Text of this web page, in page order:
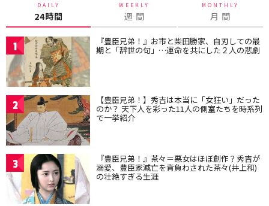
DAILY
24時間
WEEKLY
週 間
MONTHLY
月 間
1 『豊臣兄弟！』お市と柴田勝家、自刃しての最
期と「辞世の句」…運命を共にした２人の悲劇
2 【豊臣兄弟！】秀吉は本当に「女狂い」だった
のか？ 天下人を彩った11人の側室たちを時系列
で一挙紹介
3 『豊臣兄弟！』茶々＝悪女はほぼ創作？秀吉が
溺愛、豊臣家滅亡を背負わされた茶々(井上和)
の壮絶すぎる生涯